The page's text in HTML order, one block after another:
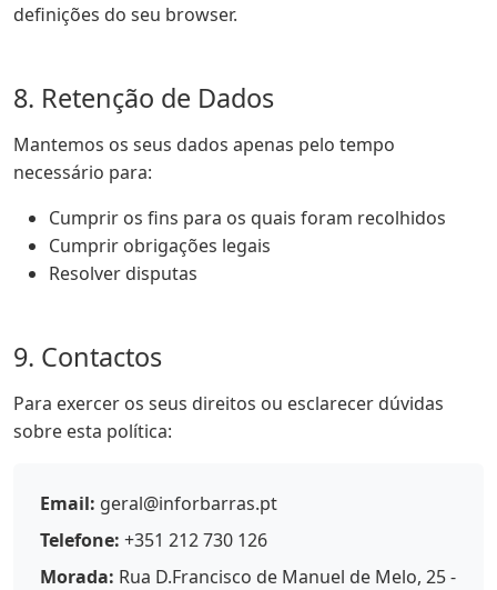
definições do seu browser.
8. Retenção de Dados
Mantemos os seus dados apenas pelo tempo
necessário para:
Cumprir os fins para os quais foram recolhidos
Cumprir obrigações legais
Resolver disputas
9. Contactos
Para exercer os seus direitos ou esclarecer dúvidas
sobre esta política:
Email: geral@inforbarras.pt
Telefone: +351 212 730 126
Morada: Rua D.Francisco de Manuel de Melo, 25 -